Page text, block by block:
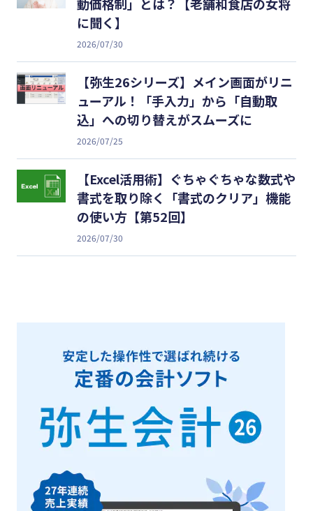
に聞く】
2026/07/30
【弥生26シリーズ】メイン画面がリニ
ューアル！「手入力」から「自動取
込」への切り替えがスムーズに
2026/07/25
【Excel活用術】ぐちゃぐちゃな数式や
書式を取り除く「書式のクリア」機能
の使い方【第52回】
2026/07/30